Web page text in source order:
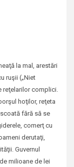
la mal, arestări
ruşii („Niet
reţelarilor complici.
hoţilor, reţeta
fără să se
comerţ cu
derutaţi,
Guvernul
milioane de lei